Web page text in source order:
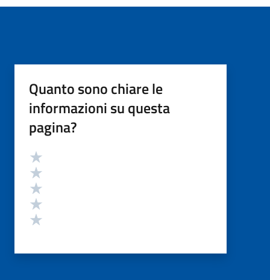
Quanto sono chiare le
informazioni su questa
pagina?
Valutazione